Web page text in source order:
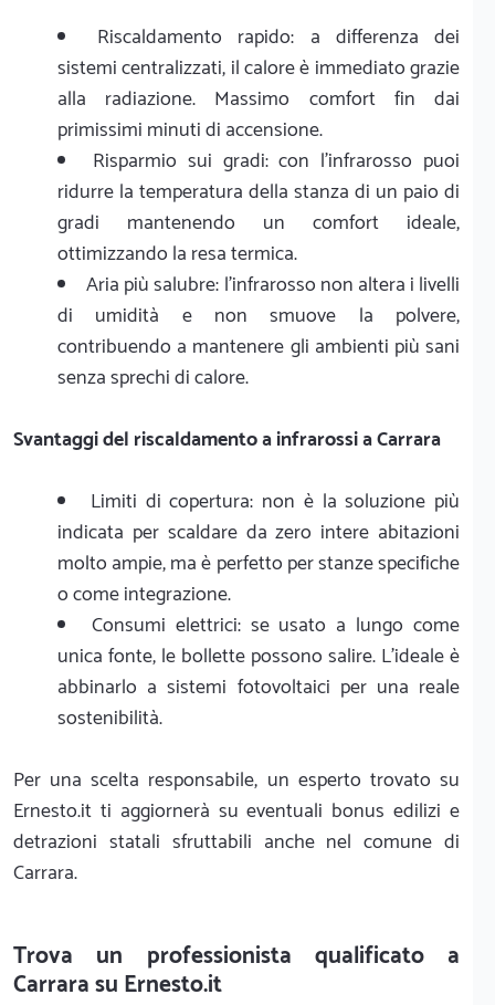
Riscaldamento rapido: a differenza dei
sistemi centralizzati, il calore è immediato grazie
alla radiazione. Massimo comfort fin dai
primissimi minuti di accensione.
Risparmio sui gradi: con l'infrarosso puoi
ridurre la temperatura della stanza di un paio di
gradi mantenendo un comfort ideale,
ottimizzando la resa termica.
Aria più salubre: l'infrarosso non altera i livelli
di umidità e non smuove la polvere,
contribuendo a mantenere gli ambienti più sani
senza sprechi di calore.
Svantaggi del riscaldamento a infrarossi a Carrara
Limiti di copertura: non è la soluzione più
indicata per scaldare da zero intere abitazioni
molto ampie, ma è perfetto per stanze specifiche
o come integrazione.
Consumi elettrici: se usato a lungo come
unica fonte, le bollette possono salire. L'ideale è
abbinarlo a sistemi fotovoltaici per una reale
sostenibilità.
Per una scelta responsabile, un esperto trovato su
Ernesto.it ti aggiornerà su eventuali bonus edilizi e
detrazioni statali sfruttabili anche nel comune di
Carrara.
Trova un professionista qualificato a
Carrara su Ernesto.it